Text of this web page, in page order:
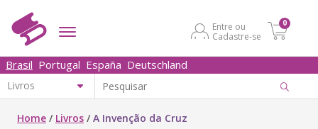
Entre ou
Cadastre-se
0
Brasil Portugal España Deutschland
Home / Livros /A Invenção da Cruz